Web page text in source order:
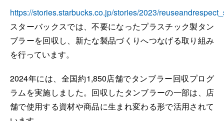
https://stories.starbucks.co.jp/stories/2023/
スターバックスでは、不要になったプラスチック製タン
ブラーを回収し、新たな製品づくりへつなげる取り組み
を行っています。
2024年には、全国約1,850店舗でタンブラー回収プログ
ラムを実施しました。回収したタンブラーの一部は、店
舗で使用する資材や商品に生まれ変わる形で活用されて